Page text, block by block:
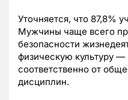
Уточняется, что 87,8%
Мужчины чаще всего
безопасности
физическую культуру —
соответственно от
дисциплин.